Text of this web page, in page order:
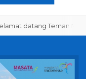
datang Teman